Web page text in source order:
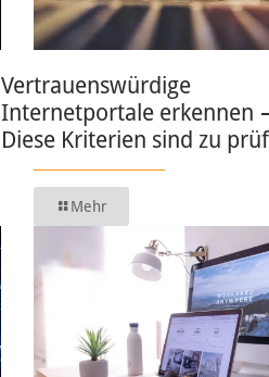
Vertrauenswürdige
Internetportale erkennen
Diese Kriterien sind zu
Mehr